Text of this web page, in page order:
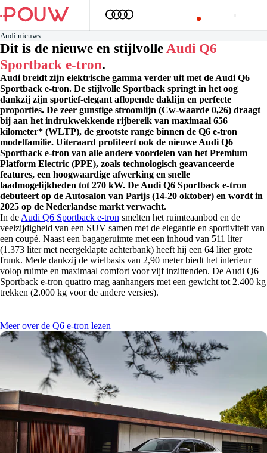
Audi nieuws
Dit is de nieuwe en stijlvolle Audi Q6
Sportback e-tron.
Audi breidt zijn elektrische gamma verder uit met de Audi Q6
Sportback e-tron. De stijlvolle Sportback springt in het oog
dankzij zijn sportief-elegant aflopende daklijn en perfecte
proporties. De zeer gunstige stroomlijn (Cw-waarde 0,26) draagt
bij aan het indrukwekkende rijbereik van maximaal 656
kilometer* (WLTP), de grootste range binnen de Q6 e-tron
modelfamilie. Uiteraard profiteert ook de nieuwe Audi Q6
Sportback e-tron van alle andere voordelen van het Premium
Platform Electric (PPE), zoals technologisch geavanceerde
features, een hoogwaardige afwerking en snelle
laadmogelijkheden tot 270 kW. De Audi Q6 Sportback e-tron
debuteert op de Autosalon van Parijs (14-20 oktober) en wordt in
2025 op de Nederlandse markt verwacht.
In de Audi Q6 Sportback e-tron smelten het ruimteaanbod en de
veelzijdigheid van een SUV samen met de elegantie en sportiviteit van
een coupé. Naast een bagageruimte met een inhoud van 511 liter
(1.373 liter met neergeklapte achterbank) heeft hij een 64 liter grote
frunk. Mede dankzij de wielbasis van 2,90 meter biedt het interieur
volop ruimte en maximaal comfort voor vijf inzittenden. De Audi Q6
Sportback e-tron quattro mag aanhangers met een gewicht tot 2.400 kg
trekken (2.000 kg voor de andere versies).
Meer over de Q6 e-tron lezen